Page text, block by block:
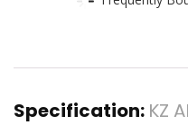
Specification: KZ